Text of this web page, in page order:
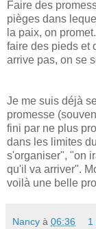
Faire des
pièges dans
la paix, on
faire des pieds et
arrive pas, on se
Je me suis déjà
promesse
fini par ne plus
dans les limites
s'organiser", "on
qu'il va arriver".
voilà une belle
Nancy à 06:36 1